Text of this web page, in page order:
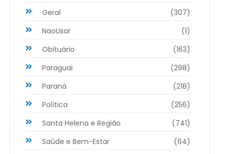
Geral
(307)
NaoUsar
(1)
Obituário
(163)
Paraguai
(298)
Paraná
(218)
Política
(256)
Santa Helena e Região
(741)
Saúde e Bem-Estar
(64)